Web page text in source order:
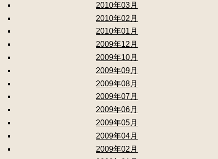
2010年03月
2010年02月
2010年01月
2009年12月
2009年10月
2009年09月
2009年08月
2009年07月
2009年06月
2009年05月
2009年04月
2009年02月